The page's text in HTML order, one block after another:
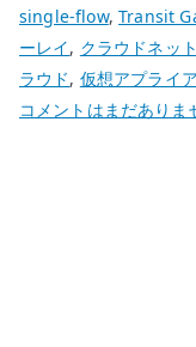
single-flow,Transit
ーレイ, クラウドネッ
ラウド, 仮想アプライ
パ
コメントはまだありま